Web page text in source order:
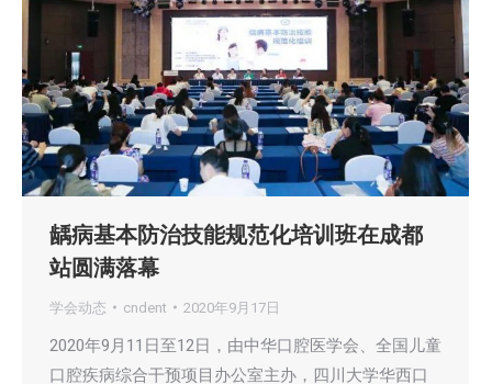
龋病基本防治技能规范化培训班在成都
站圆满落幕
学会动态 cndent 2020年9月17日
2020年9月11日至12日，由中华口腔医学会、全国儿童
口腔疾病综合干预项目办公室主办，四川大学华西口